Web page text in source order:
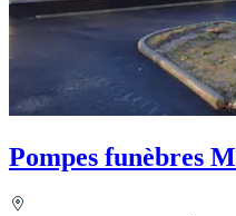
Pompes funèbres